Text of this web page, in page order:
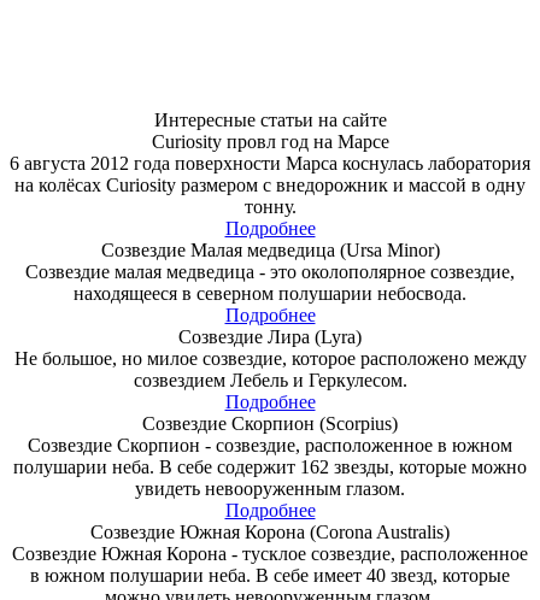
Интересные статьи на сайте
Curiosity провл год на Марсе
6 августа 2012 года поверхности Марса коснулась лаборатория
на колёсах Curiosity размером с внедорожник и массой в одну
тонну.
Подробнее
Созвездие Малая медведица (Ursa Minor)
Созвездие малая медведица - это околополярное созвездие,
находящееся в северном полушарии небосвода.
Подробнее
Созвездие Лира (Lyra)
Не большое, но милое созвездие, которое расположено между
созвездием Лебель и Геркулесом.
Подробнее
Созвездие Скорпион (Scorpius)
Созвездие Скорпион - созвездие, расположенное в южном
полушарии неба. В себе содержит 162 звезды, которые можно
увидеть невооруженным глазом.
Подробнее
Созвездие Южная Корона (Corona Australis)
Созвездие Южная Корона - тусклое созвездие, расположенное
в южном полушарии неба. В себе имеет 40 звезд, которые